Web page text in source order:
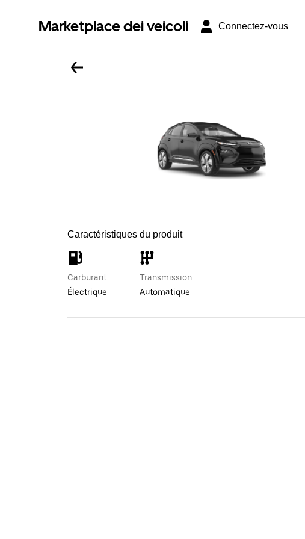
Marketplace dei veicoli Connectez-vous
Caractéristiques du produit
Carburant
Électrique
Transmission
Automatique